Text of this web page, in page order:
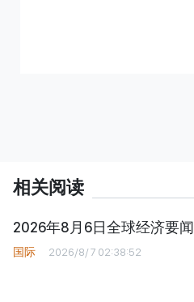
相关阅读
2026年8月6日全球经济要闻
国际 2026/8/7 02:38:52